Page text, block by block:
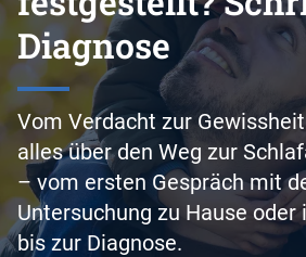
Diagnose
Vom Verdacht zur
alles über den Weg zur
– vom ersten Gespräch mit
Untersuchung zu Hause oder
bis zur Diagnose.